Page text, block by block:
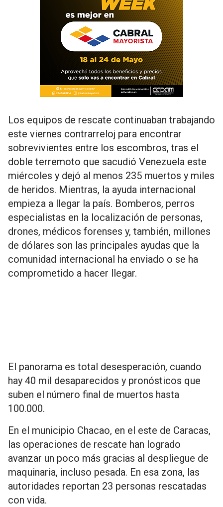
Los equipos de rescate continuaban trabajando
este viernes contrarreloj para encontrar
sobrevivientes entre los escombros, tras el
doble terremoto que sacudió Venezuela este
miércoles y dejó al menos 235 muertos y miles
de heridos. Mientras, la ayuda internacional
empieza a llegar la país. Bomberos, perros
especialistas en la localización de personas,
drones, médicos forenses y, también, millones
de dólares son las principales ayudas que la
comunidad internacional ha enviado o se ha
comprometido a hacer llegar.
El panorama es total desesperación, cuando
hay 40 mil desaparecidos y pronósticos que
suben el número final de muertos hasta
100.000.
En el municipio Chacao, en el este de Caracas,
las operaciones de rescate han logrado
avanzar un poco más gracias al despliegue de
maquinaria, incluso pesada. En esa zona, las
autoridades reportan 23 personas rescatadas
con vida.